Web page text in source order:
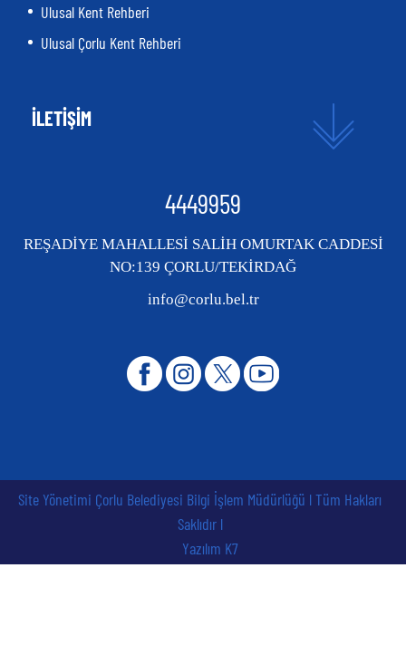
Ulusal Kent Rehberi
Ulusal Çorlu Kent Rehberi
İLETİŞİM
4449959
REŞADİYE MAHALLESİ SALİH OMURTAK CADDESİ
NO:139 ÇORLU/TEKİRDAĞ
info@corlu.bel.tr
Site Yönetimi Çorlu Belediyesi Bilgi İşlem Müdürlüğü l Tüm Hakları
Saklıdır l
Yazılım K7